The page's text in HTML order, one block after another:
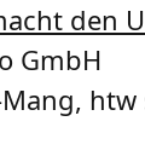
den
GmbH
htw